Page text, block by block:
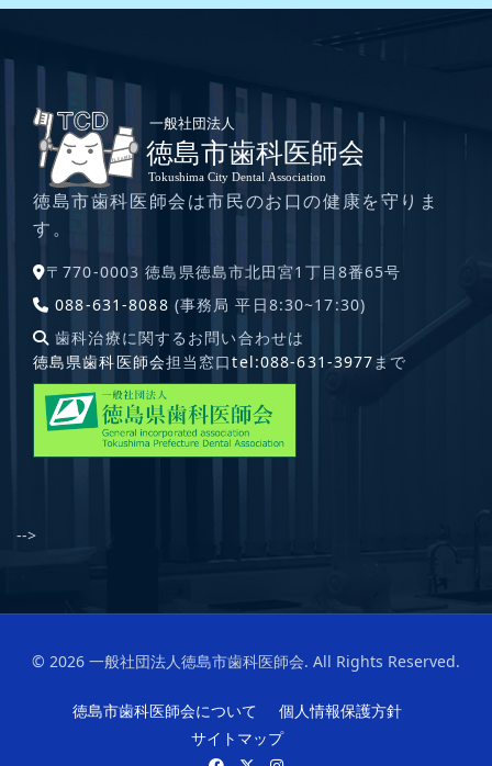
徳島市歯科医師会は市民のお口の健康を守りま
す。
〒770-0003 徳島県徳島市北田宮1丁目8番65号
088-631-8088 (事務局 平日8:30~17:30)
歯科治療に関するお問い合わせは
徳島県歯科医師会担当窓口tel:088-631-3977まで
-->
© 2026 一般社団法人徳島市歯科医師会. All Rights Reserved.
徳島市歯科医師会について
個人情報保護方針
サイトマップ